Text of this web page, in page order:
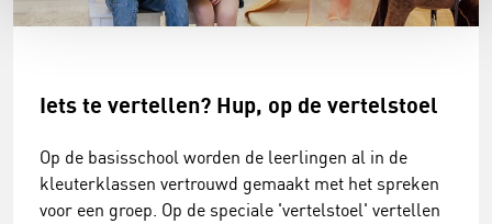
Iets te vertellen? Hup, op de vertelstoel
Op de basisschool worden de leerlingen al in de
kleuterklassen vertrouwd gemaakt met het spreken
voor een groep. Op de speciale 'vertelstoel' vertellen